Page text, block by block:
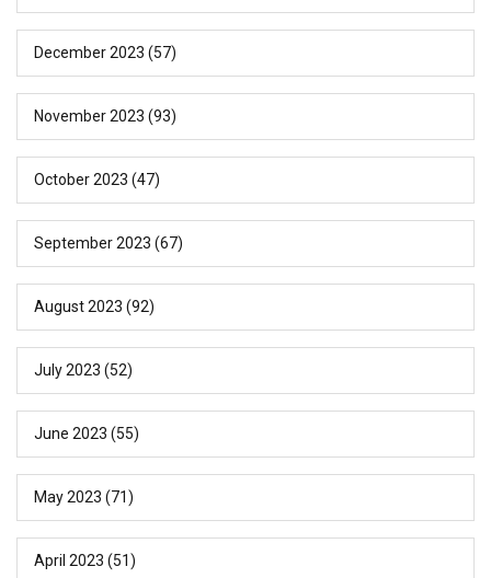
December 2023 (57)
November 2023 (93)
October 2023 (47)
September 2023 (67)
August 2023 (92)
July 2023 (52)
June 2023 (55)
May 2023 (71)
April 2023 (51)